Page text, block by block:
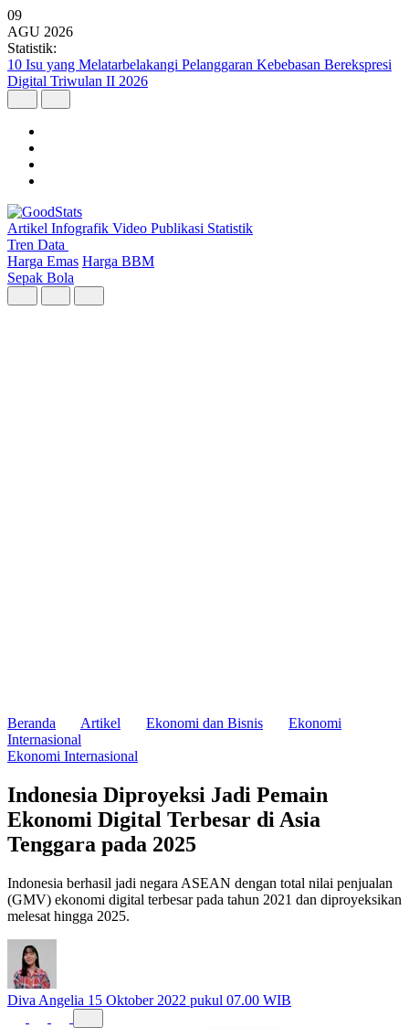
09
AGU 2026
Statistik:
10 Isu yang Melatarbelakangi Pelanggaran Kebebasan Berekspresi
Digital Triwulan II 2026
Artikel Infografik Video Publikasi Statistik
Tren Data
Harga Emas Harga BBM
Sepak Bola
Beranda Artikel Ekonomi dan Bisnis
Ekonomi
Internasional
Ekonomi Internasional
Indonesia Diproyeksi Jadi Pemain
Ekonomi Digital Terbesar di Asia
Tenggara pada 2025
Indonesia berhasil jadi negara ASEAN dengan total nilai penjualan
(GMV) ekonomi digital terbesar pada tahun 2021 dan diproyeksikan
melesat hingga 2025.
Diva Angelia 15 Oktober 2022 pukul 07.00 WIB